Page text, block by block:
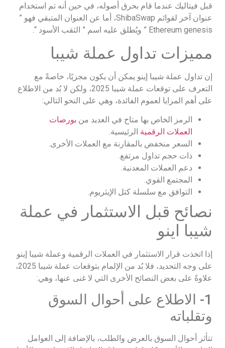
قبل فيتاليك عندما قام بحرق أصوله، في حين أنه تم استخدام
عنوان آخر لقوائم ShibaSwap، أما عن العنوان المتبقي فهو ”
Ethereum genesis ” ويُطلق عليه اسم ” الثقب الأسود “.
مميزات تداول عملة شيبا
إن تداول عملة شيبا إينو يمكن أن يكون مجزيًا، خاصةً مع
التعرف على توقعات عملة شيبا 2025، ولكن لا بُد من الاطلاع
على أهم المزايا لعموم الفائدة، وهي على النحو التالي:
الرمز الخاص بها متاح في العديد من بورصات
العملات الرقمية الرئيسية.
السعر منخفض بالمقارنة مع العملات الأخرى.
ذات حجم تداول مرتفع.
دعم العملات المعدنية.
المجتمع القوي.
التوافق مع سلسلة كتل الإيثريوم.
نصائح قبل الاستثمار في عملة
شيبا اينو
إذا اتخذت قرار الاستثمار في العملات الرقمية وعملة شيبا إينو
على وجه التحديد، فلا بُد من الإلمام بتوقعات عملة شيبا 2025،
علاوةً على بعض النصائح الأخرى التي لا غنى عنها، وهي:
1- الاطلاع على أحوال السوق
وتقلباته
تتأثر أحوال السوق بالعرض والطلب، بالإضافة إلى العوامل